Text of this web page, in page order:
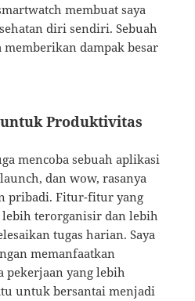
membuat saya
diri sendiri. Sebuah
dampak besar
Produktivitas
mencoba sebuah aplikasi
dan wow, rasanya
pribadi. Fitur-fitur yang
terorganisir dan lebih
tugas harian. Saya
memanfaatkan
pekerjaan yang lebih
untuk bersantai menjadi